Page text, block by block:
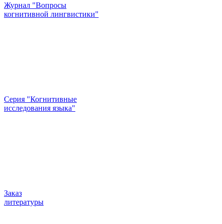
Журнал "Вопросы
когнитивной лингвистики"
Серия "Когнитивные
исследования языка"
Заказ
литературы